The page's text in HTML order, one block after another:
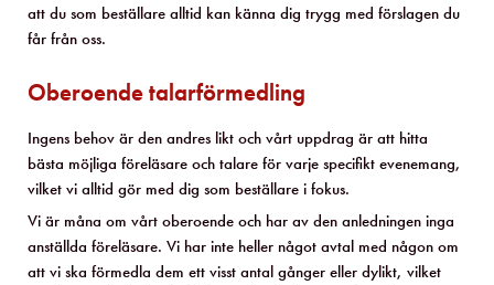
att du som beställare alltid kan känna dig trygg med förslagen du
får från oss.
Oberoende talarförmedling
Ingens behov är den andres likt och vårt uppdrag är att hitta
bästa möjliga föreläsare och talare för varje specifikt evenemang,
vilket vi alltid gör med dig som beställare i fokus.
Vi är måna om vårt oberoende och har av den anledningen inga
anställda föreläsare. Vi har inte heller något avtal med någon om
att vi ska förmedla dem ett visst antal gånger eller dylikt, vilket